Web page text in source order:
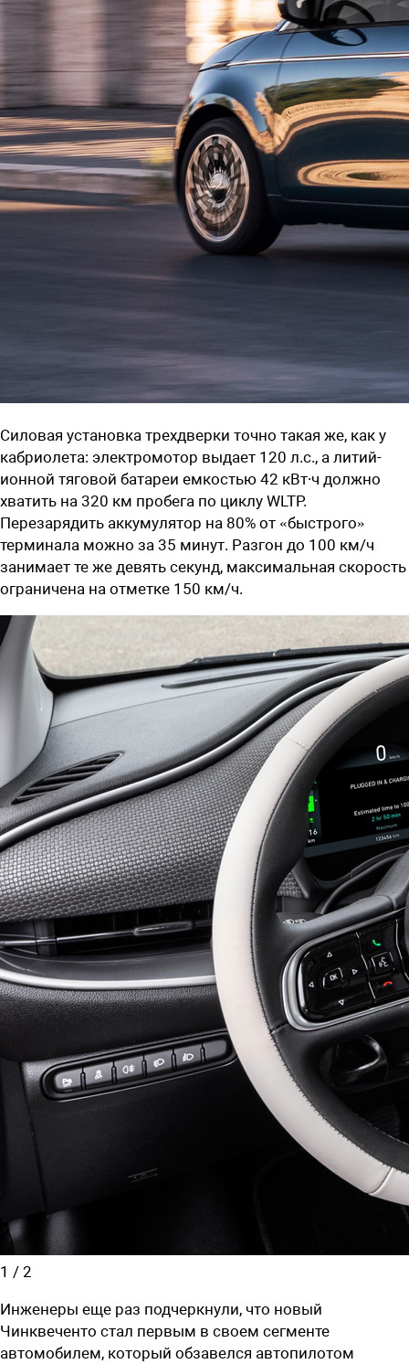
Силовая установка трехдверки точно такая же, как у
кабриолета: электромотор выдает 120 л.с., а литий-
ионной тяговой батареи емкостью 42 кВт∙ч должно
хватить на 320 км пробега по циклу WLTP.
Перезарядить аккумулятор на 80% от «быстрого»
терминала можно за 35 минут. Разгон до 100 км/ч
занимает те же девять секунд, максимальная скорость
ограничена на отметке 150 км/ч.
1 / 2
Инженеры еще раз подчеркнули, что новый
Чинквеченто стал первым в своем сегменте
автомобилем, который обзавелся автопилотом